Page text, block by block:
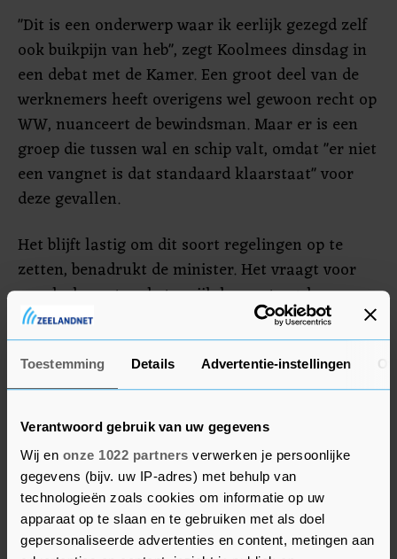
Toestemming Details Advertentie-instellingen
Verantwoord gebruik van uw gegevens
Wij en onze 1022 partners verwerken je persoonlijke
gegevens (bijv. uw IP-adres) met behulp van
technologieën zoals cookies om informatie op uw
apparaat op te slaan en te gebruiken met als doel
gepersonaliseerde advertenties en content, metingen aan
"Dit is een onderwerp waar ik eerlijk gezegd zelf
ook buikpijn van heb", zegt Koolmees dinsdag in
een debat met de Kamer. Een groot deel van de
werknemers heeft overigens wel gewoon recht op
WW, nuanceert de bewindsman. Maar er is een
groep die tussen wal en schip valt, omdat "er niet
een vangnet is dat standaard klaarstaat" voor
deze gevallen.
Het blijft lastig om dit soort regelingen op te
zetten, benadrukt de minister. Het vraagt voor
een deel maatwerk, terwijl de maatregelen van
het kabinet, omdat ze in recordsnelheid zijn
opgetuigd, juist algemeen en breed zijn. Het moet
uitvoerbaar blijven, bijvoorbeeld voor
uitkeringsinstantie UWV en gemeenten, zegt
Koolmees. "We moeten oppassen dat er niet voor
elke groep een aparte regeling komt, want dat
kunnen we niet waarmaken."